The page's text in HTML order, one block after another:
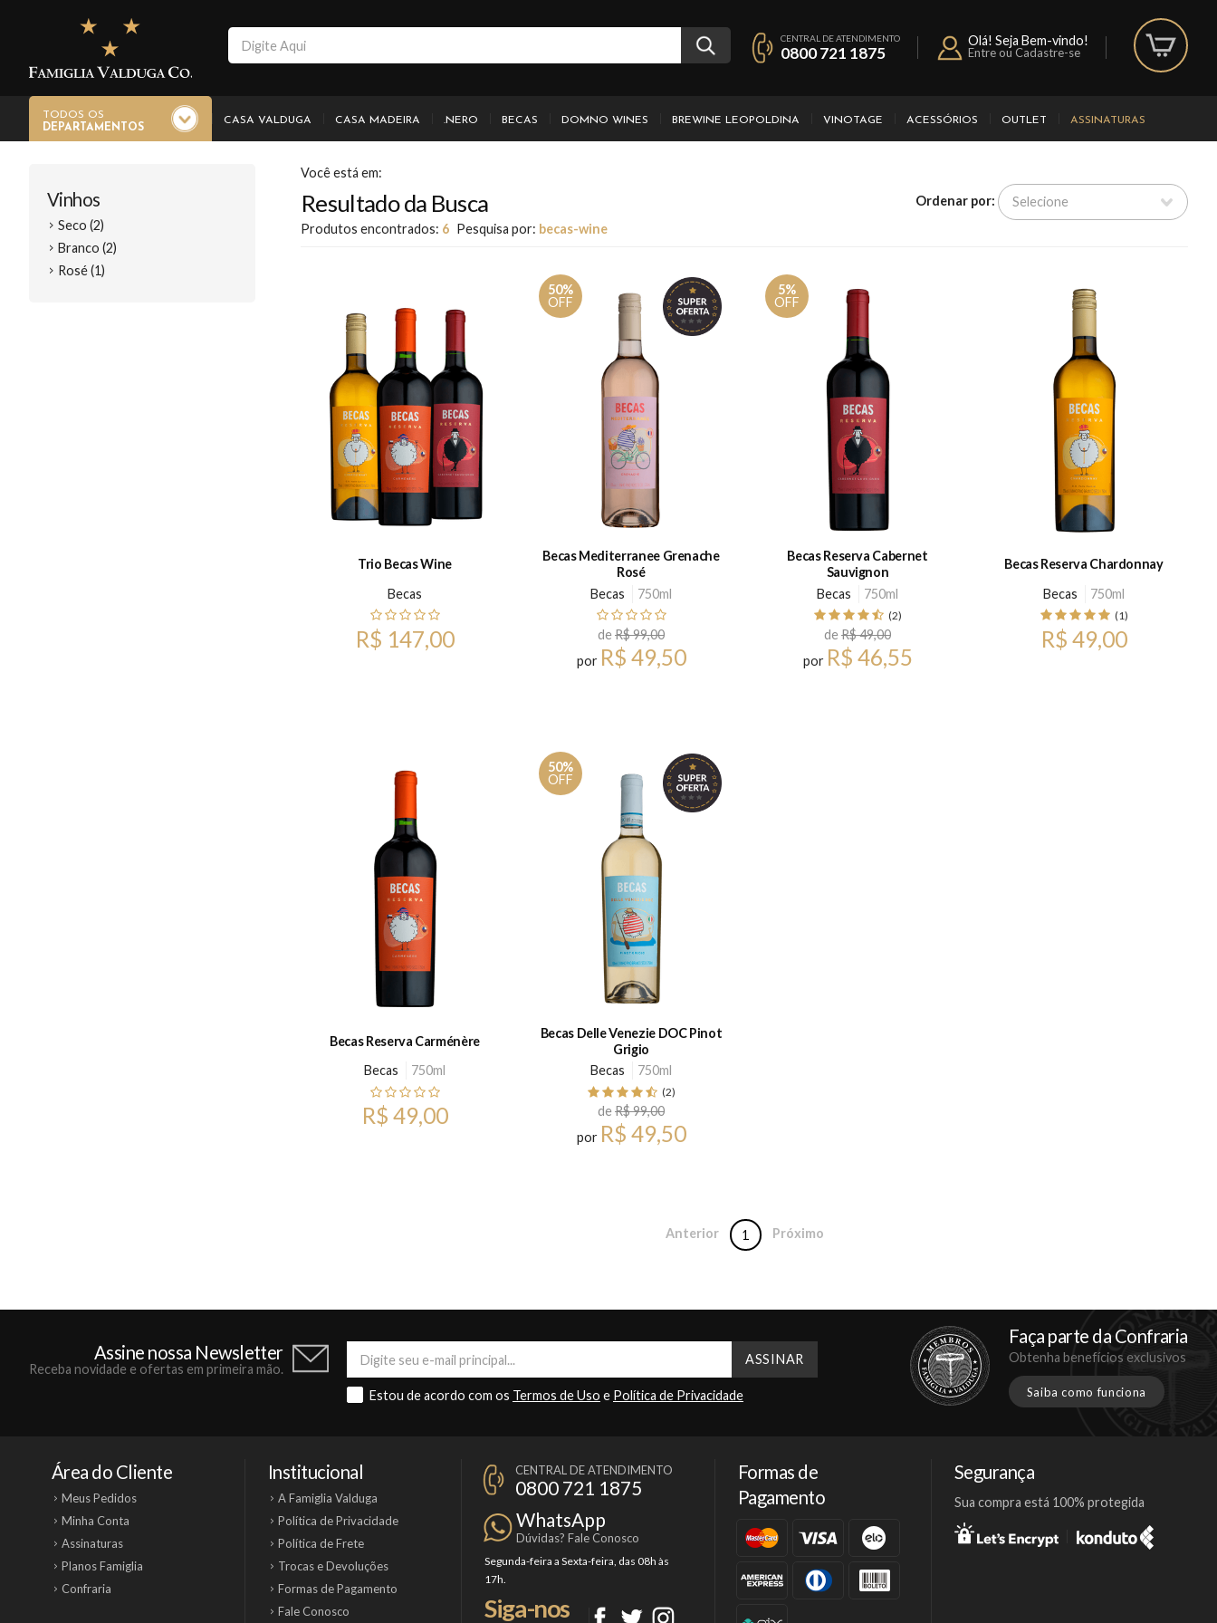
CENTRAL DE ATENDIMENTO
0800 721 1875
Olá! Seja Bem-vindo!
Entre ou Cadastre-se
TODOS OS
DEPARTAMENTOS
CASA VALDUGA CASA MADEIRA .NERO BECAS DOMNO WINES BREWINE LEOPOLDINA VINOTAGE ACESSÓRIOS OUTLET ASSINATURAS
Vinhos
Seco (2)
Branco (2)
Rosé (1)
Resultado da Busca
Produtos encontrados: 6 Pesquisa por: becas-wine
Ordenar por:
Trio Becas Wine
Becas
R$ 147,00
50%
OFF
Becas Mediterranee Grenache
Rosé
Becas
750ml
deR$ 99,00
por R$ 49,50
5%
OFF
Becas Reserva Cabernet
Sauvignon
Becas
750ml
(2)
deR$ 49,00
por R$ 46,55
Becas Reserva Chardonnay
Becas
750ml
(1)
R$ 49,00
Becas Reserva Carménère
Becas
750ml
R$ 49,00
50%
OFF
Becas Delle Venezie DOC Pinot
Grigio
Becas
750ml
(2)
deR$ 99,00
por R$ 49,50
Anterior 1 Próximo
Assine nossa Newsletter
Receba novidade e ofertas em primeira mão.
Estou de acordo com os Termos de Uso e Política de Privacidade
Faça parte da Confraria
Obtenha benefícios exclusivos
Saiba como funciona
Área do Cliente
Meus Pedidos
Minha Conta
Assinaturas
Planos Famiglia
Confraria
Institucional
A Famiglia Valduga
Política de Privacidade
Política de Frete
Trocas e Devoluções
Formas de Pagamento
Fale Conosco
CENTRAL DE ATENDIMENTO
0800 721 1875
WhatsApp
Dúvidas? Fale Conosco
Segunda-feira a Sexta-feira, das 08h às
17h.
Siga-nos
Formas de
Pagamento
Segurança
Sua compra está 100% protegida